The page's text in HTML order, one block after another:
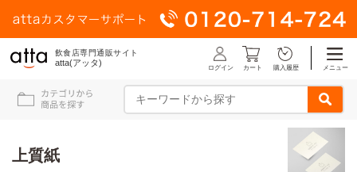
飲食店専門通販サイト
atta(アッタ) ログイン カート 購入履歴 メニュー
上質紙